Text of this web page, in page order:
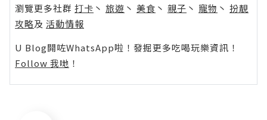
瀏覽更多社群 打卡 丶 旅遊 丶 美食 丶 親子 丶 寵物 丶 扮靚
攻略及 活動情報
U Blog開咗WhatsApp啦！發掘更多吃喝玩樂資訊！
Follow 我哋 ！